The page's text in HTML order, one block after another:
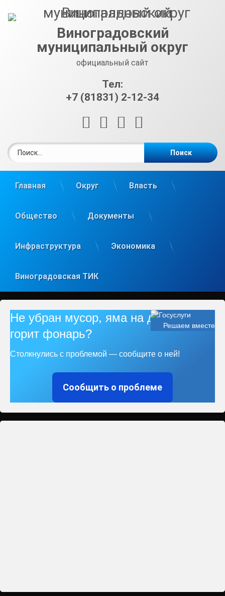
Виноградовский
муниципальный округ
официальный сайт
Тел:
+7 (81831) 2-12-34
RSS E-mailВКонтакте
Главная Округ Власть
Общество Документы
Инфраструктура Экономика
Виноградовская ТИК
Решаем вместе
Не убран мусор, яма на дороге, не
горит фонарь?
Столкнулись с проблемой — сообщите о ней!
Сообщить о проблеме